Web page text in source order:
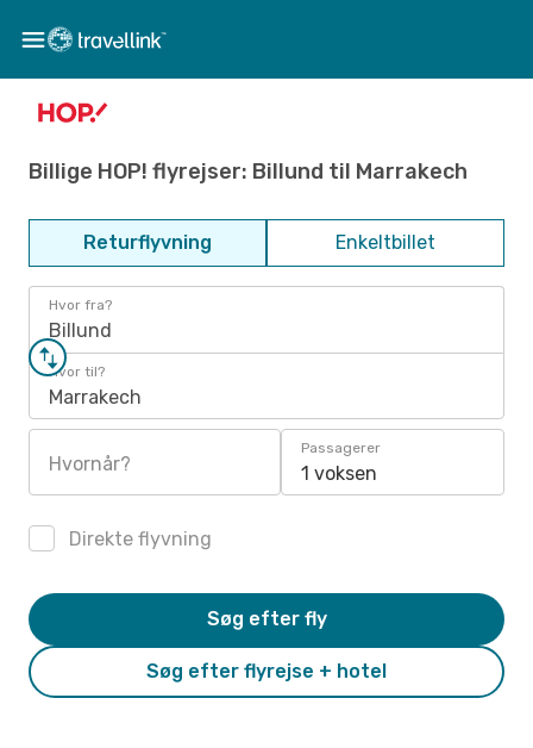
Billige HOP! flyrejser: Billund til Marrakech
Returflyvning Enkeltbillet
Hvor fra?
Billund
Hvor til?
Marrakech
Hvornår?
Passagerer
1 voksen
Direkte flyvning
Søg efter flyrejse + hotel
Søg efter fly